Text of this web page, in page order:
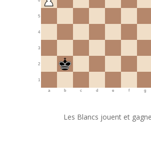
1
2
3
4
5
a b c d e f g
Les Blancs jouent et